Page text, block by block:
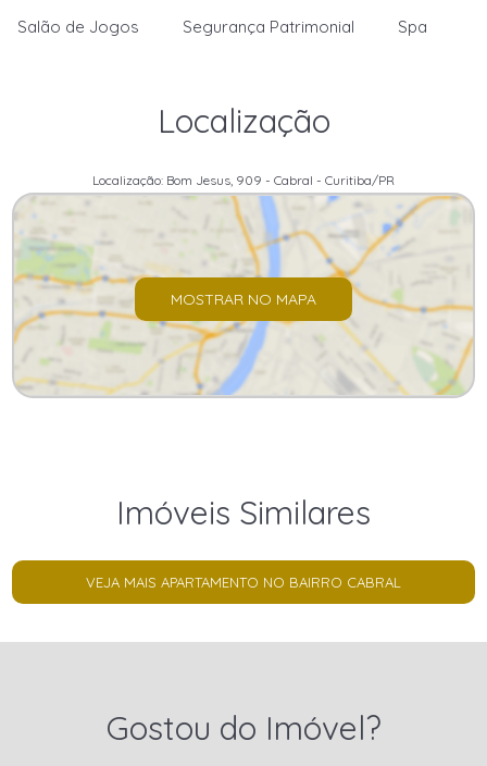
Salão de Jogos
Segurança Patrimonial Spa
Localização
Localização: Bom Jesus, 909 - Cabral - Curitiba/PR
MOSTRAR NO MAPA
Imóveis Similares
VEJA MAIS APARTAMENTO NO BAIRRO CABRAL
Gostou do Imóvel?